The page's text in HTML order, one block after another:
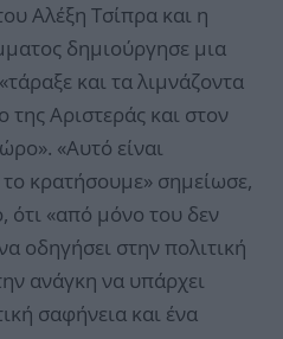
Αλέξη Τσίπρα και η
δημιούργησε μια
και τα λιμνάζοντα
Αριστεράς και στον
«Αυτό είναι
κρατήσουμε» σημείωσε,
ότι «από μόνο του δεν
οδηγήσει στην πολιτική
ανάγκη να υπάρχει
σαφήνεια και ένα